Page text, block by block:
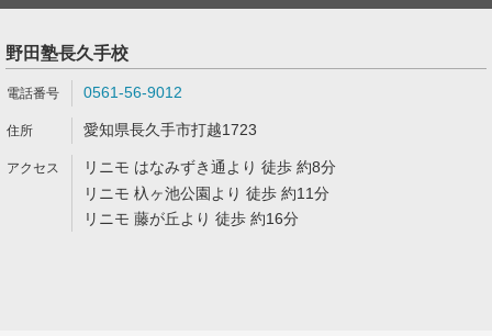
野田塾長久手校
0561-56-9012
愛知県長久手市打越1723
リニモ はなみずき通より 徒歩 約8分
リニモ 杁ヶ池公園より 徒歩 約11分
リニモ 藤が丘より 徒歩 約16分